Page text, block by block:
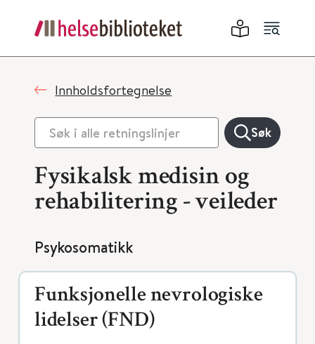
Innholdsfortegnelse
Søk
Fysikalsk medisin og
rehabilitering - veileder
Psykosomatikk
Funksjonelle nevrologiske
lidelser (FND)